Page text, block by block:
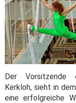
Der Vorsitzende
Kerkloh, sieht in
eine erfolgreiche